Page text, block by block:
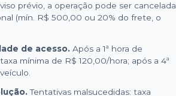
prévio, a operação pode ser cancelada
(mín. R$ 500,00 ou 20% do frete, o
de acesso. Após a 1ª hora de
mínima de R$ 120,00/hora; após a 4ª
Tentativas malsucedidas: taxa